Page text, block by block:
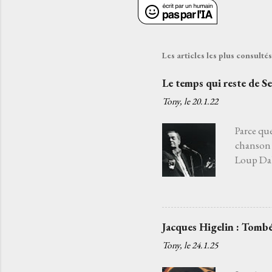
Les articles les plus
Le temps qui reste de
Tony, le20.1.22
Parce
Loup
j'aurais
Jacques Higelin :
Tony, le24.1.25